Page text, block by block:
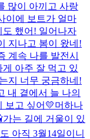
많이 아끼고 사랑
이에 보트가 얼마
도 했어! 일어나자
지나고 봄이 왔네!
계속 나를 발전시
아주 잘 먹고 있
지 너무 궁금하네!
내 곁에서 늘 나의
보고 싶어💛머하나
가는 길에 거울이 있
아직 3월14일이니